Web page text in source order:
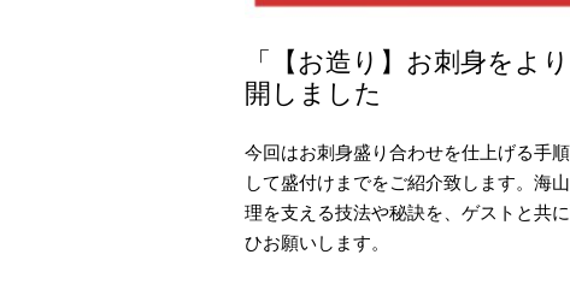
「【お造り】お刺身をよ
開しました
今回はお刺身盛り合わせを仕上げる手
して盛付けまでをご紹介致します。海
理を支える技法や秘訣を、ゲストと共
ひお願いします。